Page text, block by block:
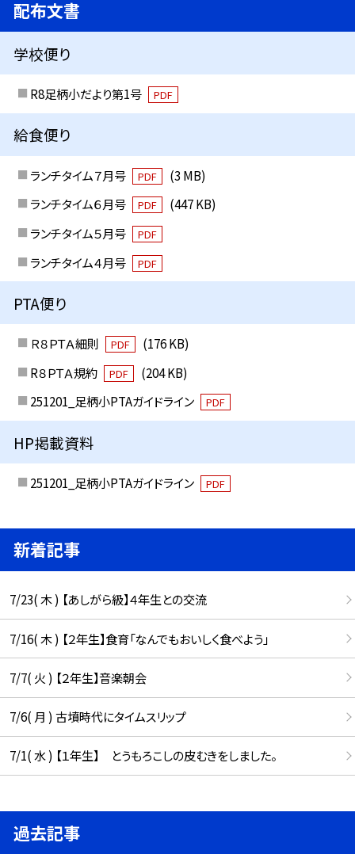
配布文書
学校便り
R8足柄小だより第1号 PDF
給食便り
ランチタイム７月号 PDF
(3 MB)
ランチタイム６月号
PDF
(447 KB)
ランチタイム５月号
PDF
ランチタイム４月号 PDF
PTA便り
Ｒ８ＰＴＡ細則 PDF
(176 KB)
R８ＰＴＡ規約
PDF
(204 KB)
251201_足柄小PTAガイドライン
PDF
HP掲載資料
251201_足柄小PTAガイドライン PDF
新着記事
7/23( 木 ) 【あしがら級】４年生との交流
7/16( 木 ) 【２年生】食育「なんでもおいしく食べよう」
7/7( 火 ) 【２年生】音楽朝会
7/6( 月 ) 古墳時代にタイムスリップ
7/1( 水 ) 【１年生】 とうもろこしの皮むきをしました。
過去記事